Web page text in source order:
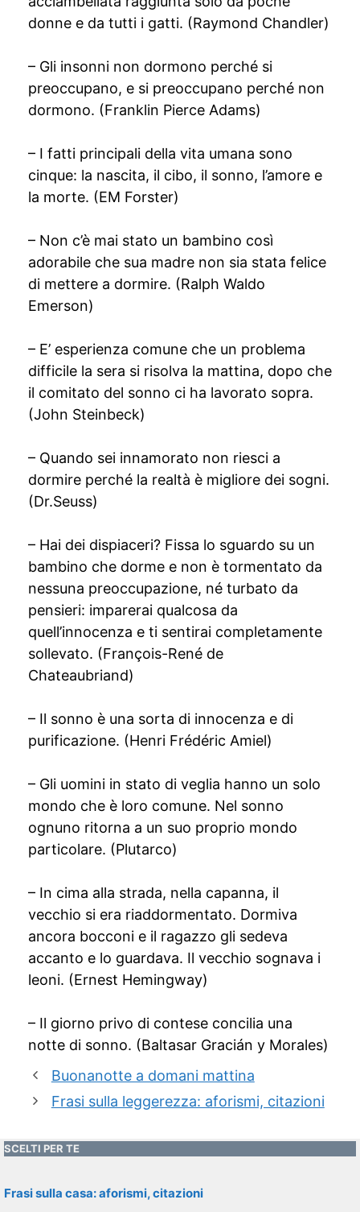
donne e da tutti i gatti. (Raymond Chandler)
– Gli insonni non dormono perché si
preoccupano, e si preoccupano perché non
dormono. (Franklin Pierce Adams)
– I fatti principali della vita umana sono
cinque: la nascita, il cibo, il sonno, l’amore e
la morte. (EM Forster)
– Non c’è mai stato un bambino così
adorabile che sua madre non sia stata felice
di mettere a dormire. (Ralph Waldo
Emerson)
– E’ esperienza comune che un problema
difficile la sera si risolva la mattina, dopo che
il comitato del sonno ci ha lavorato sopra.
(John Steinbeck)
– Quando sei innamorato non riesci a
dormire perché la realtà è migliore dei sogni.
(Dr.Seuss)
– Hai dei dispiaceri? Fissa lo sguardo su un
bambino che dorme e non è tormentato da
nessuna preoccupazione, né turbato da
pensieri: imparerai qualcosa da
quell’innocenza e ti sentirai completamente
sollevato. (François-René de
Chateaubriand)
– Il sonno è una sorta di innocenza e di
purificazione. (Henri Frédéric Amiel)
– Gli uomini in stato di veglia hanno un solo
mondo che è loro comune. Nel sonno
ognuno ritorna a un suo proprio mondo
particolare. (Plutarco)
– In cima alla strada, nella capanna, il
vecchio si era riaddormentato. Dormiva
ancora bocconi e il ragazzo gli sedeva
accanto e lo guardava. Il vecchio sognava i
leoni. (Ernest Hemingway)
– Il giorno privo di contese concilia una
notte di sonno. (Baltasar Gracián y Morales)
Buonanotte a domani mattina
Frasi sulla leggerezza: aforismi, citazioni
SCELTI PER TE
Frasi sulla casa: aforismi, citazioni